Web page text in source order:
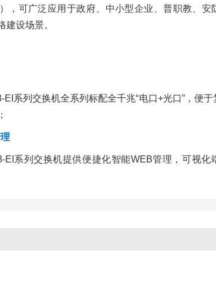
），可广泛应用于政府、中小型企业、普职教、安
建设场景。
EI系列交换机全系列标配全千兆“电口+光口”，便于
EI系列交换机提供便捷化智能WEB管理，可视化